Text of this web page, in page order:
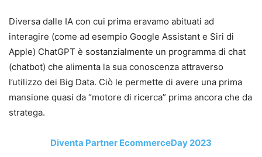
Diversa dalle IA con cui prima eravamo abituati ad
interagire (come ad esempio Google Assistant e Siri di
Apple) ChatGPT è sostanzialmente un programma di chat
(chatbot) che alimenta la sua conoscenza attraverso
l’utilizzo dei Big Data. Ciò le permette di avere una prima
mansione quasi da “motore di ricerca” prima ancora che da
stratega.
Diventa Partner EcommerceDay 2023